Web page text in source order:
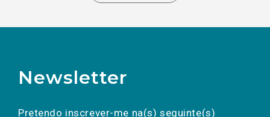
Newsletter
Pretendo inscrever-me na(s) seguinte(s)
a(s) newsletter(s).
mail